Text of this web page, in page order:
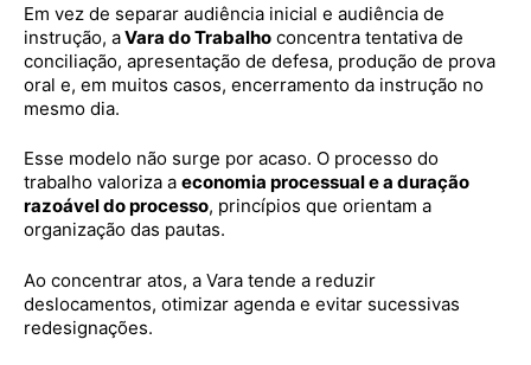
Em vez de separar audiência inicial e audiência de
instrução, aVara do Trabalho concentra tentativa de
conciliação, apresentação de defesa, produção de prova
oral e, em muitos casos, encerramento da instrução no
mesmo dia.
Esse modelo não surge por acaso. O processo do
trabalho valoriza a economia processual e a duração
razoável do processo, princípios que orientam a
organização das pautas.
Ao concentrar atos, a Vara tende a reduzir
deslocamentos, otimizar agenda e evitar sucessivas
redesignações.